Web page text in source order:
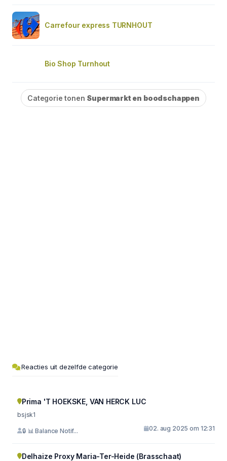
Carrefour express TURNHOUT
Bio Shop Turnhout
Categorie tonen Supermarkt en boodschappen
Reacties uit dezelfde categorie
Prima 'T HOEKSKE, VAN HERCK LUC
bsjsk1
🔒 📊 Balance Notif... 02. aug 2025 om 12:31
Delhaize Proxy Maria-Ter-Heide (Brasschaat)